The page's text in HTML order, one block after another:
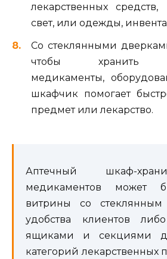
лекарственных
свет, или одежды,
Со стеклянными
чтобы хранить
медикаменты,
шкафчик помогает
предмет или лекарство.
Аптечный шкаф-
медикаментов может
витрины со
удобства клиентов
ящиками и секциями
категорий лекарственных